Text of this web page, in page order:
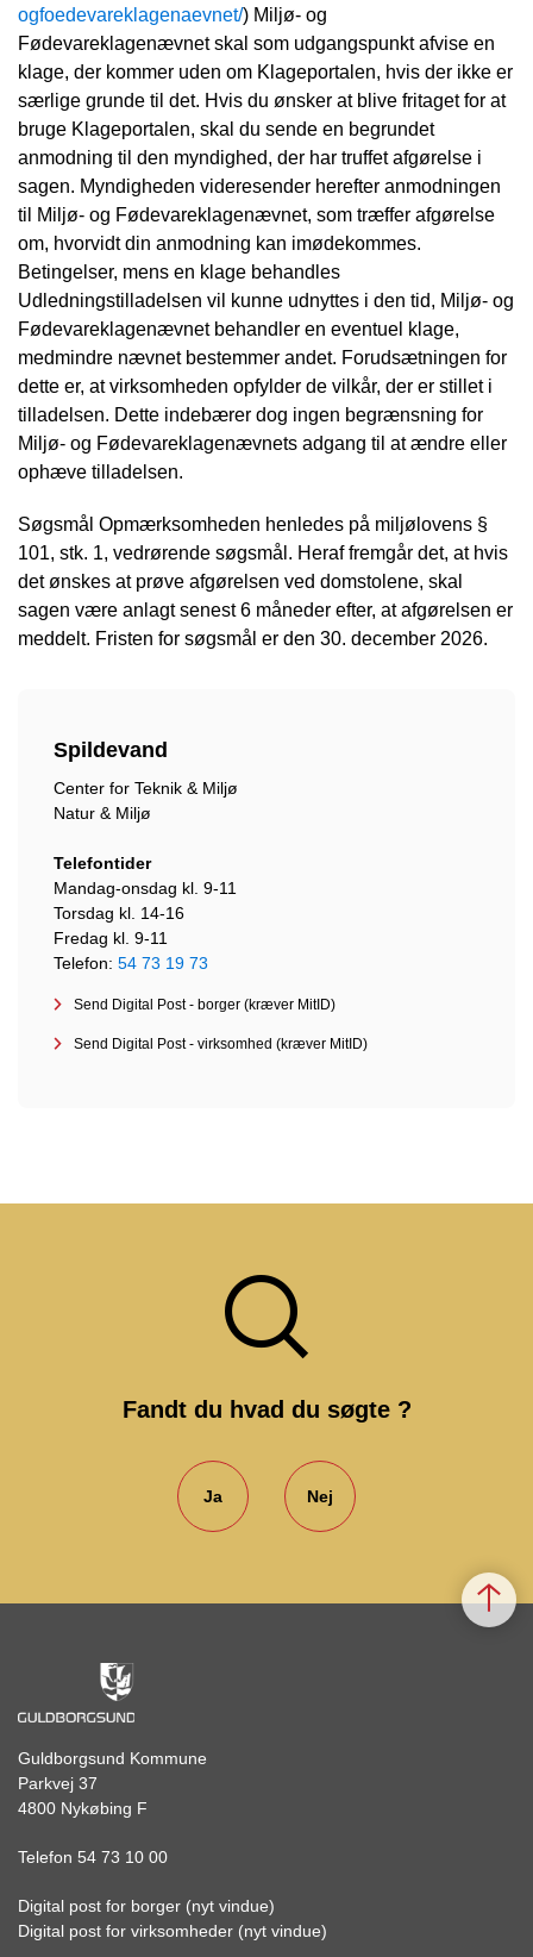
ogfoedevareklagenaevnet/) Miljø- og
Fødevareklagenævnet skal som udgangspunkt afvise en
klage, der kommer uden om Klageportalen, hvis der ikke er
særlige grunde til det. Hvis du ønsker at blive fritaget for at
bruge Klageportalen, skal du sende en begrundet
anmodning til den myndighed, der har truffet afgørelse i
sagen. Myndigheden videresender herefter anmodningen
til Miljø- og Fødevareklagenævnet, som træffer afgørelse
om, hvorvidt din anmodning kan imødekommes.
Betingelser, mens en klage behandles
Udledningstilladelsen vil kunne udnyttes i den tid, Miljø- og
Fødevareklagenævnet behandler en eventuel klage,
medmindre nævnet bestemmer andet. Forudsætningen for
dette er, at virksomheden opfylder de vilkår, der er stillet i
tilladelsen. Dette indebærer dog ingen begrænsning for
Miljø- og Fødevareklagenævnets adgang til at ændre eller
ophæve tilladelsen.
Søgsmål Opmærksomheden henledes på miljølovens §
101, stk. 1, vedrørende søgsmål. Heraf fremgår det, at hvis
det ønskes at prøve afgørelsen ved domstolene, skal
sagen være anlagt senest 6 måneder efter, at afgørelsen er
meddelt. Fristen for søgsmål er den 30. december 2026.
Spildevand
Center for Teknik & Miljø
Natur & Miljø
Telefontider
Mandag-onsdag kl. 9-11
Torsdag kl. 14-16
Fredag kl. 9-11
Telefon: 54 73 19 73
Send Digital Post - borger (kræver MitID)
Send Digital Post - virksomhed (kræver MitID)
Fandt du hvad du søgte ?
Ja Nej
Guldborgsund Kommune
Parkvej 37
4800 Nykøbing F
Telefon 54 73 10 00
Digital post for borger (nyt vindue)
Digital post for virksomheder (nyt vindue)